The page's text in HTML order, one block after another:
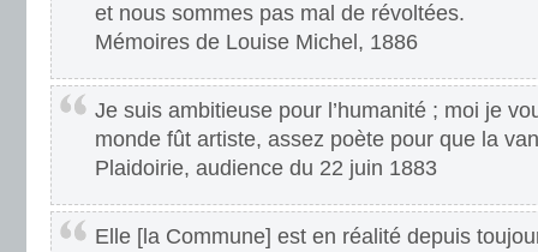
et nous sommes pas mal de révoltées.
Mémoires de Louise Michel, 1886
Je suis ambitieuse pour l’humanité ; moi je
monde fût artiste, assez poète pour que la
Plaidoirie, audience du 22 juin 1883
Elle [la Commune] est en réalité depuis